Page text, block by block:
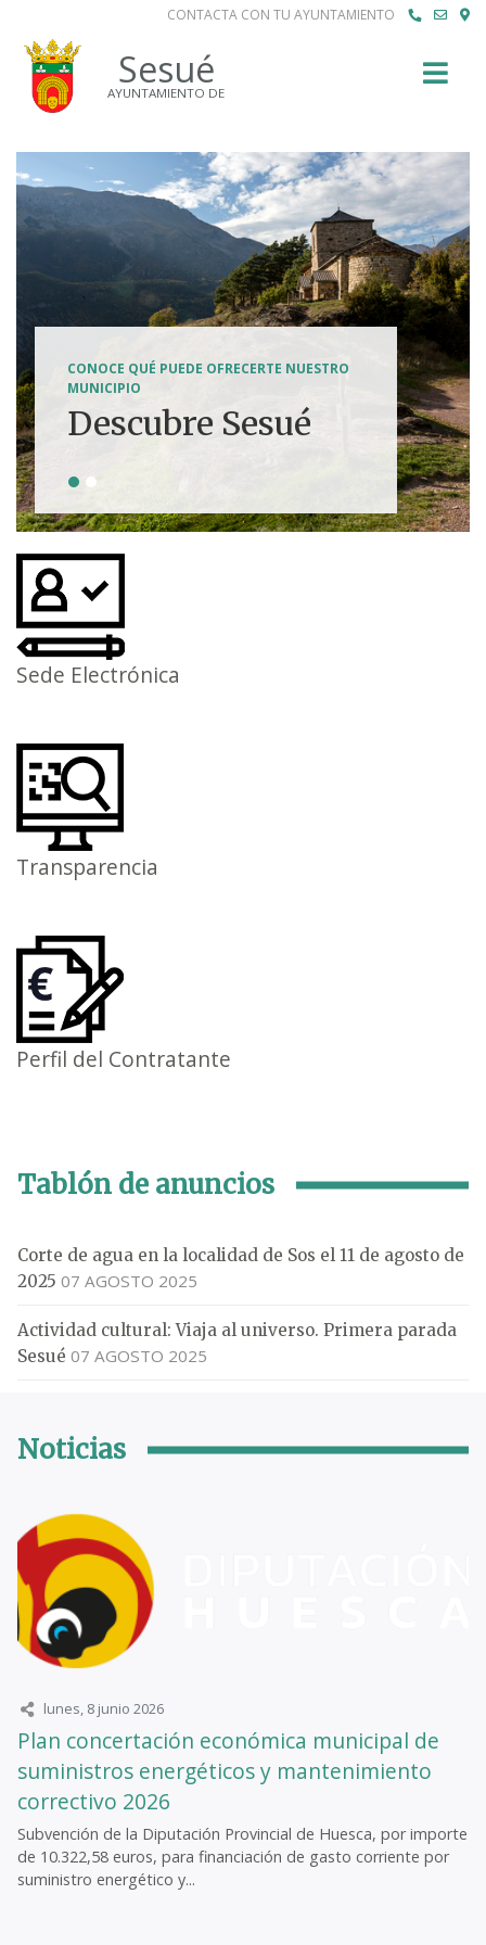
CONTACTA CON TU AYUNTAMIENTO
Sesué
AYUNTAMIENTO DE
CONOCE QUÉ PUEDE OFRECERTE NUESTRO
MUNICIPIO
Descubre Sesué
Tierra de
aventuras
Sede Electrónica
Transparencia
Perfil del Contratante
Tablón de anuncios
Corte de agua en la localidad de Sos el 11 de agosto de
2025 07 AGOSTO 2025
Actividad cultural: Viaja al universo. Primera parada
Sesué 07 AGOSTO 2025
Noticias
lunes, 8 junio 2026
Plan concertación económica municipal de
suministros energéticos y mantenimiento
correctivo 2026
Subvención de la Diputación Provincial de Huesca, por importe
de 10.322,58 euros, para financiación de gasto corriente por
suministro energético y...